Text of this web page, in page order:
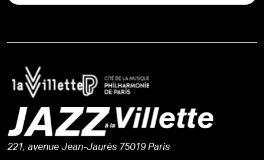
221, avenue Jean-Jaurès 75019 Paris